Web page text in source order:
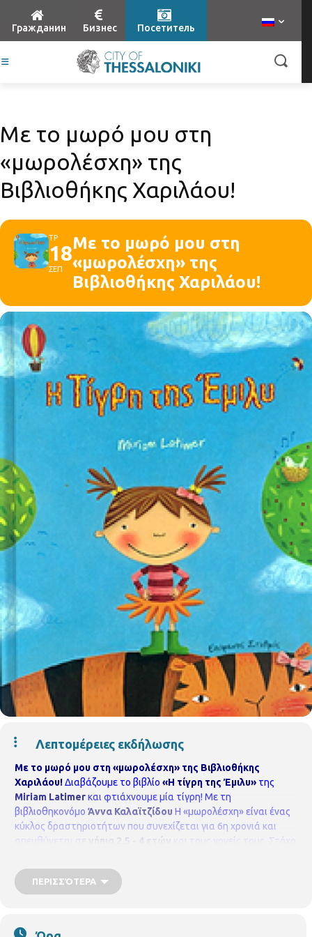
Гражданин Бизнес Посетитель
Με το μωρό μου στη
«μωρολέσχη» της
Βιβλιοθήκης Χαριλάου!
ΤΡ
18
ΣΕΠ
Με το μωρό μου στη
«μωρολέσχη» της
Βιβλιοθήκης Χαριλάου!
Λεπτομέρειες εκδήλωσης
Με το μωρό μου στη «μωρολέσχη» της Βιβλιοθήκης
Χαριλάου!Διαβάζουμε το βιβλίο «Η τίγρη της Έμιλυ» της
Miriam Latimerκαι φτιάχνουμε μία τίγρη! Με τη
βιβλιοθηκονόμο Άννα Καλαϊτζίδου Η «μωρολέσχη» είναι ένας
κύκλος δραστηριοτήτων που συνεχίζεται για 6η χρονιά και
απευθύνεται σε
νήπια 2,5 - 4 ετών και τους γονείς τους. Στόχο
αγαπούν το βιβλίο και το διάβασμα και να χρησιμοποιούν το
χώρο της βιβλιοθήκης. Η δράση περιλαμβάνει αφήγηση
σας:
ΠΕΡΙΣΣΌΤΕΡΑ